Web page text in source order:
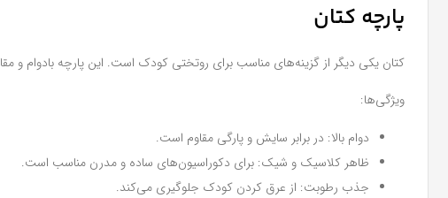
پارچه کتان
کتان یکی دیگر از گزینه‌های مناسب برای روتختی کودک است. این پارچه بادوام و
ویژگی‌ها:
دوام بالا: در برابر سایش و پارگی مقاوم است.
ظاهر کلاسیک و شیک: برای دکوراسیون‌های ساده و مدرن مناسب است.
جذب رطوبت: از عرق کردن کودک جلوگیری می‌کند.